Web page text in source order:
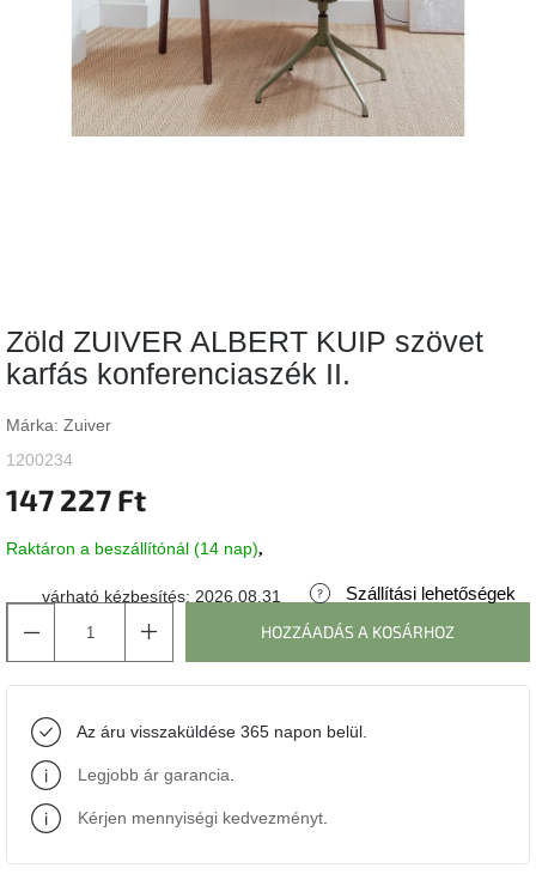
kategória
Designos
Valentin-
gyűjtemény
Home
gyűjtemény
Richmond
line
Tenzo
Ame
Yens
Szezonális
Zöld ZUIVER ALBERT KUIP szövet
karfás konferenciaszék II.
Márka: Zuiver
1200234
147 227 Ft
Raktáron a beszállítónál (14 nap)
várható kézbesítés: 2026.08.31
Szállítási lehetőségek
HOZZÁADÁS A KOSÁRHOZ
Az áru visszaküldése 365 napon belül.
Legjobb ár garancia
Kérjen mennyiségi kedvezményt